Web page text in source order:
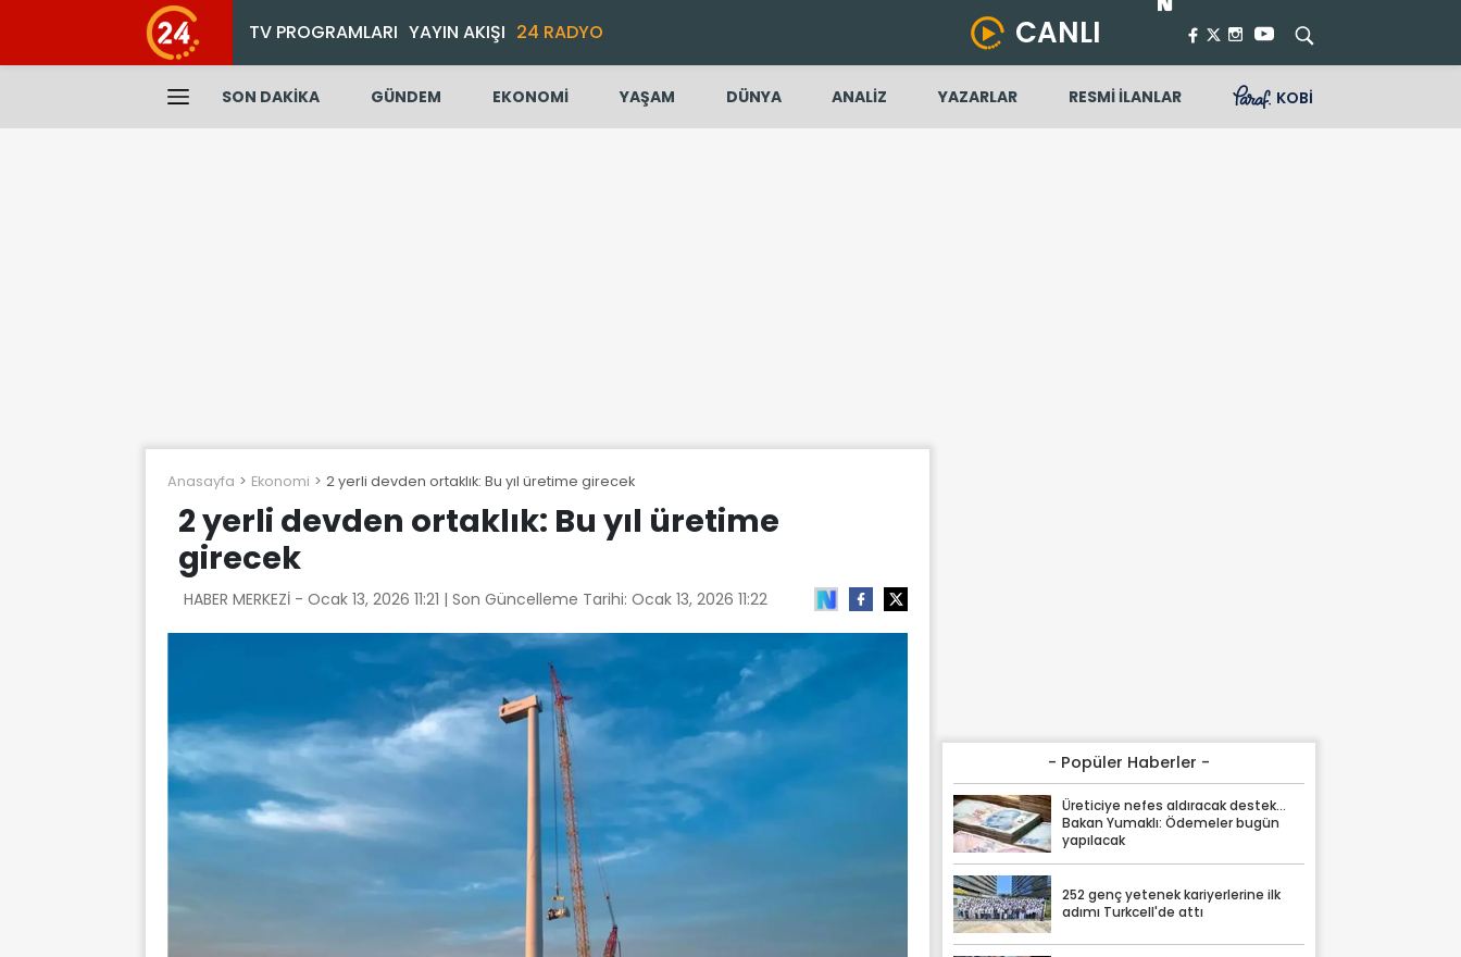
TV PROGRAMLARI YAYIN AKIŞI 24 RADYO CANLI
SON DAKİKA GÜNDEM EKONOMİ YAŞAM DÜNYA ANALİZ YAZARLAR RESMİ İLANLAR KOBİ
Anasayfa Ekonomi 2 yerli devden ortaklık: Bu yıl üretime girecek
2 yerli devden ortaklık: Bu yıl üretime
girecek
HABER MERKEZİ - Ocak 13, 2026 11:21 | Son Güncelleme Tarihi: Ocak 13, 2026 11:22
- Popüler Haberler -
Üreticiye nefes aldıracak destek...
Bakan Yumaklı: Ödemeler bugün
yapılacak
252 genç yetenek kariyerlerine ilk
adımı Turkcell'de attı